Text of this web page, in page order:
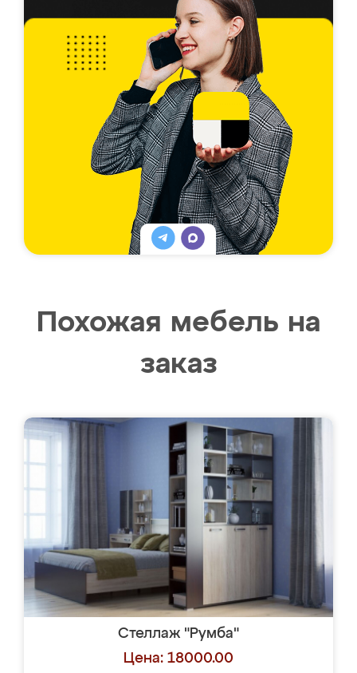
Похожая мебель на
заказ
Стеллаж "Румба"
Цена: 18000.00